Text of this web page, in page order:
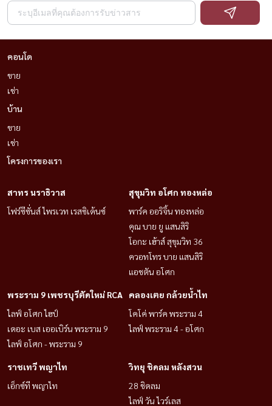
คอนโด
ขาย
เช่า
บ้าน
ขาย
เช่า
โครงการของเรา
สาทร นราธิวาส
โฟร์ซีซั่นส์ ไพรเวท เรสซิเด้นซ์
สุขุมวิท อโศก ทองหล่อ
พาร์ค ออริจิ้น ทองหล่อ
คุณ บาย ยู แสนสิริ
โอกะ เฮ้าส์ สุขุมวิท 36
ควอทโทร บาย แสนสิริ
แอชตัน อโศก
พระราม 9 เพชรบุรีตัดใหม่ RCA
ไลฟ์ อโศก ไฮป์
เดอะ เบส เออเบิร์น พระราม 9
ไลฟ์ อโศก - พระราม 9
คลองเตย กล้วยน้ำไท
โคโค่ พาร์ค พระราม 4
ไลฟ์ พระราม 4 - อโศก
ราชเทวี พญาไท
เอ็กซ์ที พญาไท
วิทยุ ชิดลม หลังสวน
28 ชิดลม
ไลฟ์ วัน ไวร์เลส